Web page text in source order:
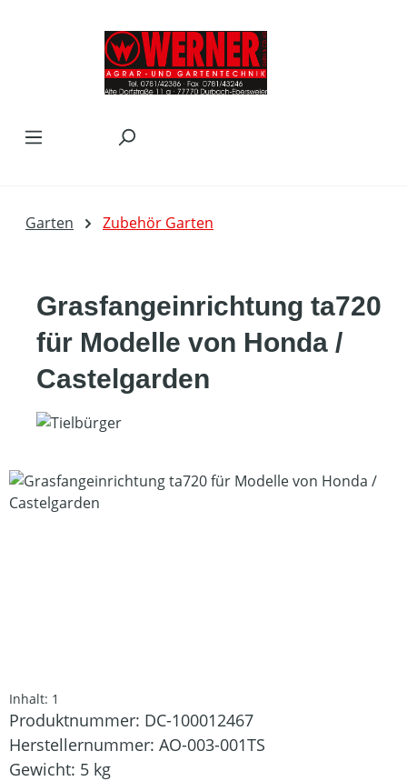
Garten Zubehör Garten
Grasfangeinrichtung ta720
für Modelle von Honda /
Castelgarden
Bildergalerie überspringen
Inhalt: 1
Produktnummer: DC-100012467
Herstellernummer: AO-003-001TS
Gewicht: 5 kg